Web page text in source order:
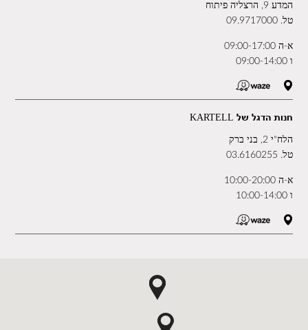
המדע 9, הרצליה פיתוח
טל.09.9717000
א-ה 09:00-17:00
ו 09:00-14:00
חנות הדגל של KARTELL
הלח"י 2, בני ברק
טל. 03.6160255
א-ה 10:00-20:00
ו 10:00-14:00